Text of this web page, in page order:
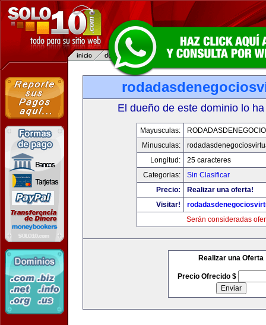
El dueño de este dominio lo
Mayusculas:
Minusculas:
Longitud:
25 caracteres
Categorias:
Sin Clasificar
Precio:
Realizar una oferta!
Visitar!
Serán consideradas
Realizar una Oferta
Precio Ofrecido $